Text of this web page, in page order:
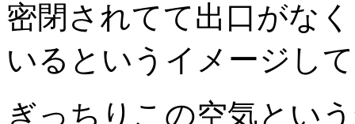
密閉されてて出口がな
いるというイメージし
ぎっちりこの空気とい